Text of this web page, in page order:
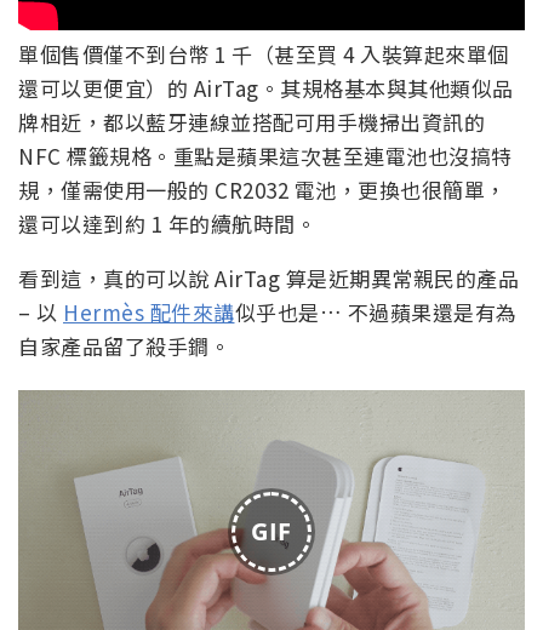
單個售價僅不到台幣 1 千（甚至買 4 入裝算起來單個
還可以更便宜）的 AirTag。其規格基本與其他類似品
牌相近，都以藍牙連線並搭配可用手機掃出資訊的
NFC 標籤規格。重點是蘋果這次甚至連電池也沒搞特
規，僅需使用一般的 CR2032 電池，更換也很簡單，
還可以達到約 1 年的續航時間。
看到這，真的可以說 AirTag 算是近期異常親民的產品
– 以 Hermès 配件來講似乎也是… 不過蘋果還是有為
自家產品留了殺手鐧。
GIF